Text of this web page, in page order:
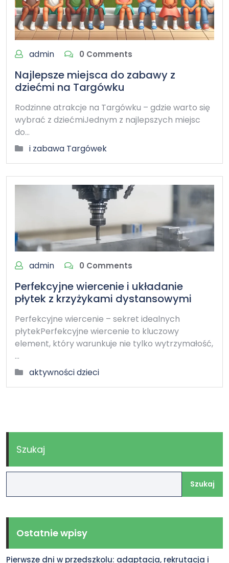
admin 0 Comments
Najlepsze miejsca do zabawy z
dziećmi na Targówku
Rodzinne atrakcje na Targówku – gdzie warto się
wybrać z dziećmiJednym z najlepszych miejsc
do…
i zabawa Targówek
admin 0 Comments
Perfekcyjne wiercenie i układanie
płytek z krzyżykami dystansowymi
Perfekcyjne wiercenie – sekret idealnych
płytekPerfekcyjne wiercenie to kluczowy
element, który warunkuje nie tylko wytrzymałość,
…
aktywności dzieci
Szukaj
Szukaj
Ostatnie wpisy
Pierwsze dni w przedszkolu: adaptacja, rekrutacja i